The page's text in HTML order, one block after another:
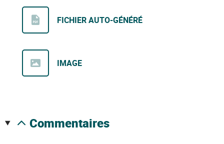
FICHIER AUTO-GÉNÉRÉ
IMAGE
commentaires